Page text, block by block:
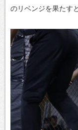
のリベンジを果たす